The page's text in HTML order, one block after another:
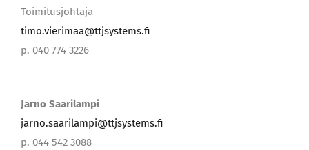
Toimitusjohtaja
timo.vierimaa@ttjsystems.fi
p. 040 774 3226
Jarno Saarilampi
jarno.saarilampi@ttjsystems.fi
p. 044 542 3088